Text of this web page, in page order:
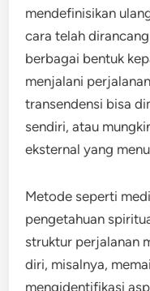
mendefinisikan
cara telah
berbagai bentuk
menjalani
transendensi bisa
sendiri, atau
eksternal yang
Metode seperti
pengetahuan
struktur perjalanan
diri, misalnya,
mengidentifikasi